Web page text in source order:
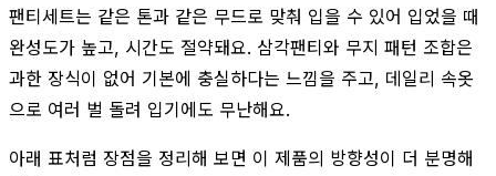
팬티세트는 같은 톤과 같은 무드로 맞춰 입을 수 있어 입었을 때
완성도가 높고, 시간도 절약돼요. 삼각팬티와 무지 패턴 조합은
과한 장식이 없어 기본에 충실하다는 느낌을 주고, 데일리 속옷
으로 여러 벌 돌려 입기에도 무난해요.
아래 표처럼 장점을 정리해 보면 이 제품의 방향성이 더 분명해